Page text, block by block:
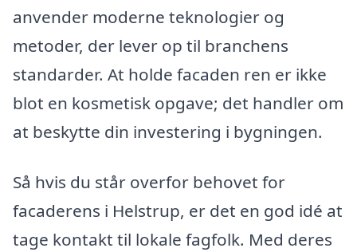
anvender moderne teknologier og
metoder, der lever op til branchens
standarder. At holde facaden ren er ikke
blot en kosmetisk opgave; det handler om
at beskytte din investering i bygningen.
Så hvis du står overfor behovet for
facaderens i Helstrup, er det en god idé at
tage kontakt til lokale fagfolk. Med deres